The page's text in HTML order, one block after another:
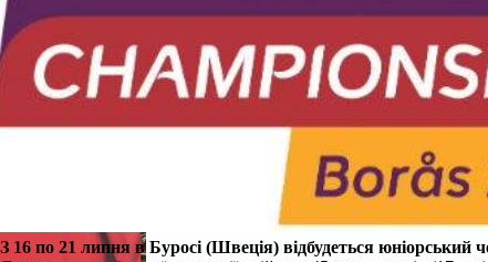
З 16 по 21 липня в Буросі (Швеція) відбудеться юніорський